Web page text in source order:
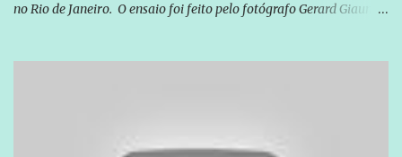
no Rio de Janeiro. O ensaio foi feito pelo fotógrafo Gerard Giaume